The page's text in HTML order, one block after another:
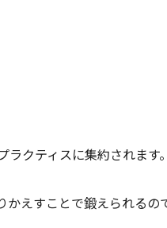
クティスに集約されます。
えすことで鍛えられるの